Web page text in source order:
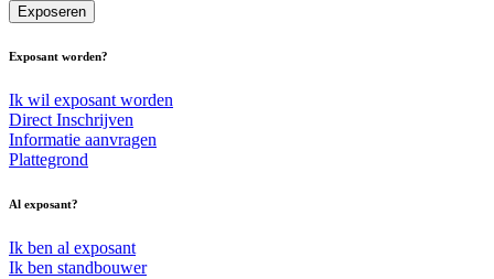
Exposeren
Exposant worden?
Ik wil exposant worden
Direct Inschrijven
Informatie aanvragen
Plattegrond
Al exposant?
Ik ben al exposant
Ik ben standbouwer